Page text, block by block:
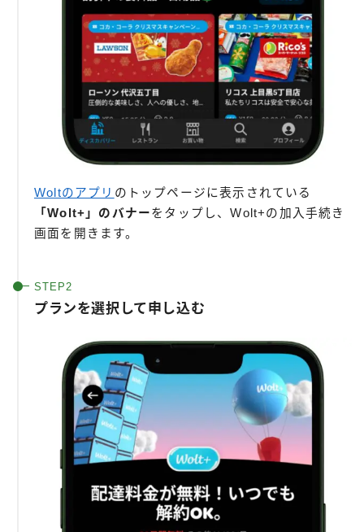
Woltのアプリ のトップページに表示されている
「Wolt+」のバナーをタップし、Wolt+の加入手続き
画面を開きます。
プランを選択して申し込む